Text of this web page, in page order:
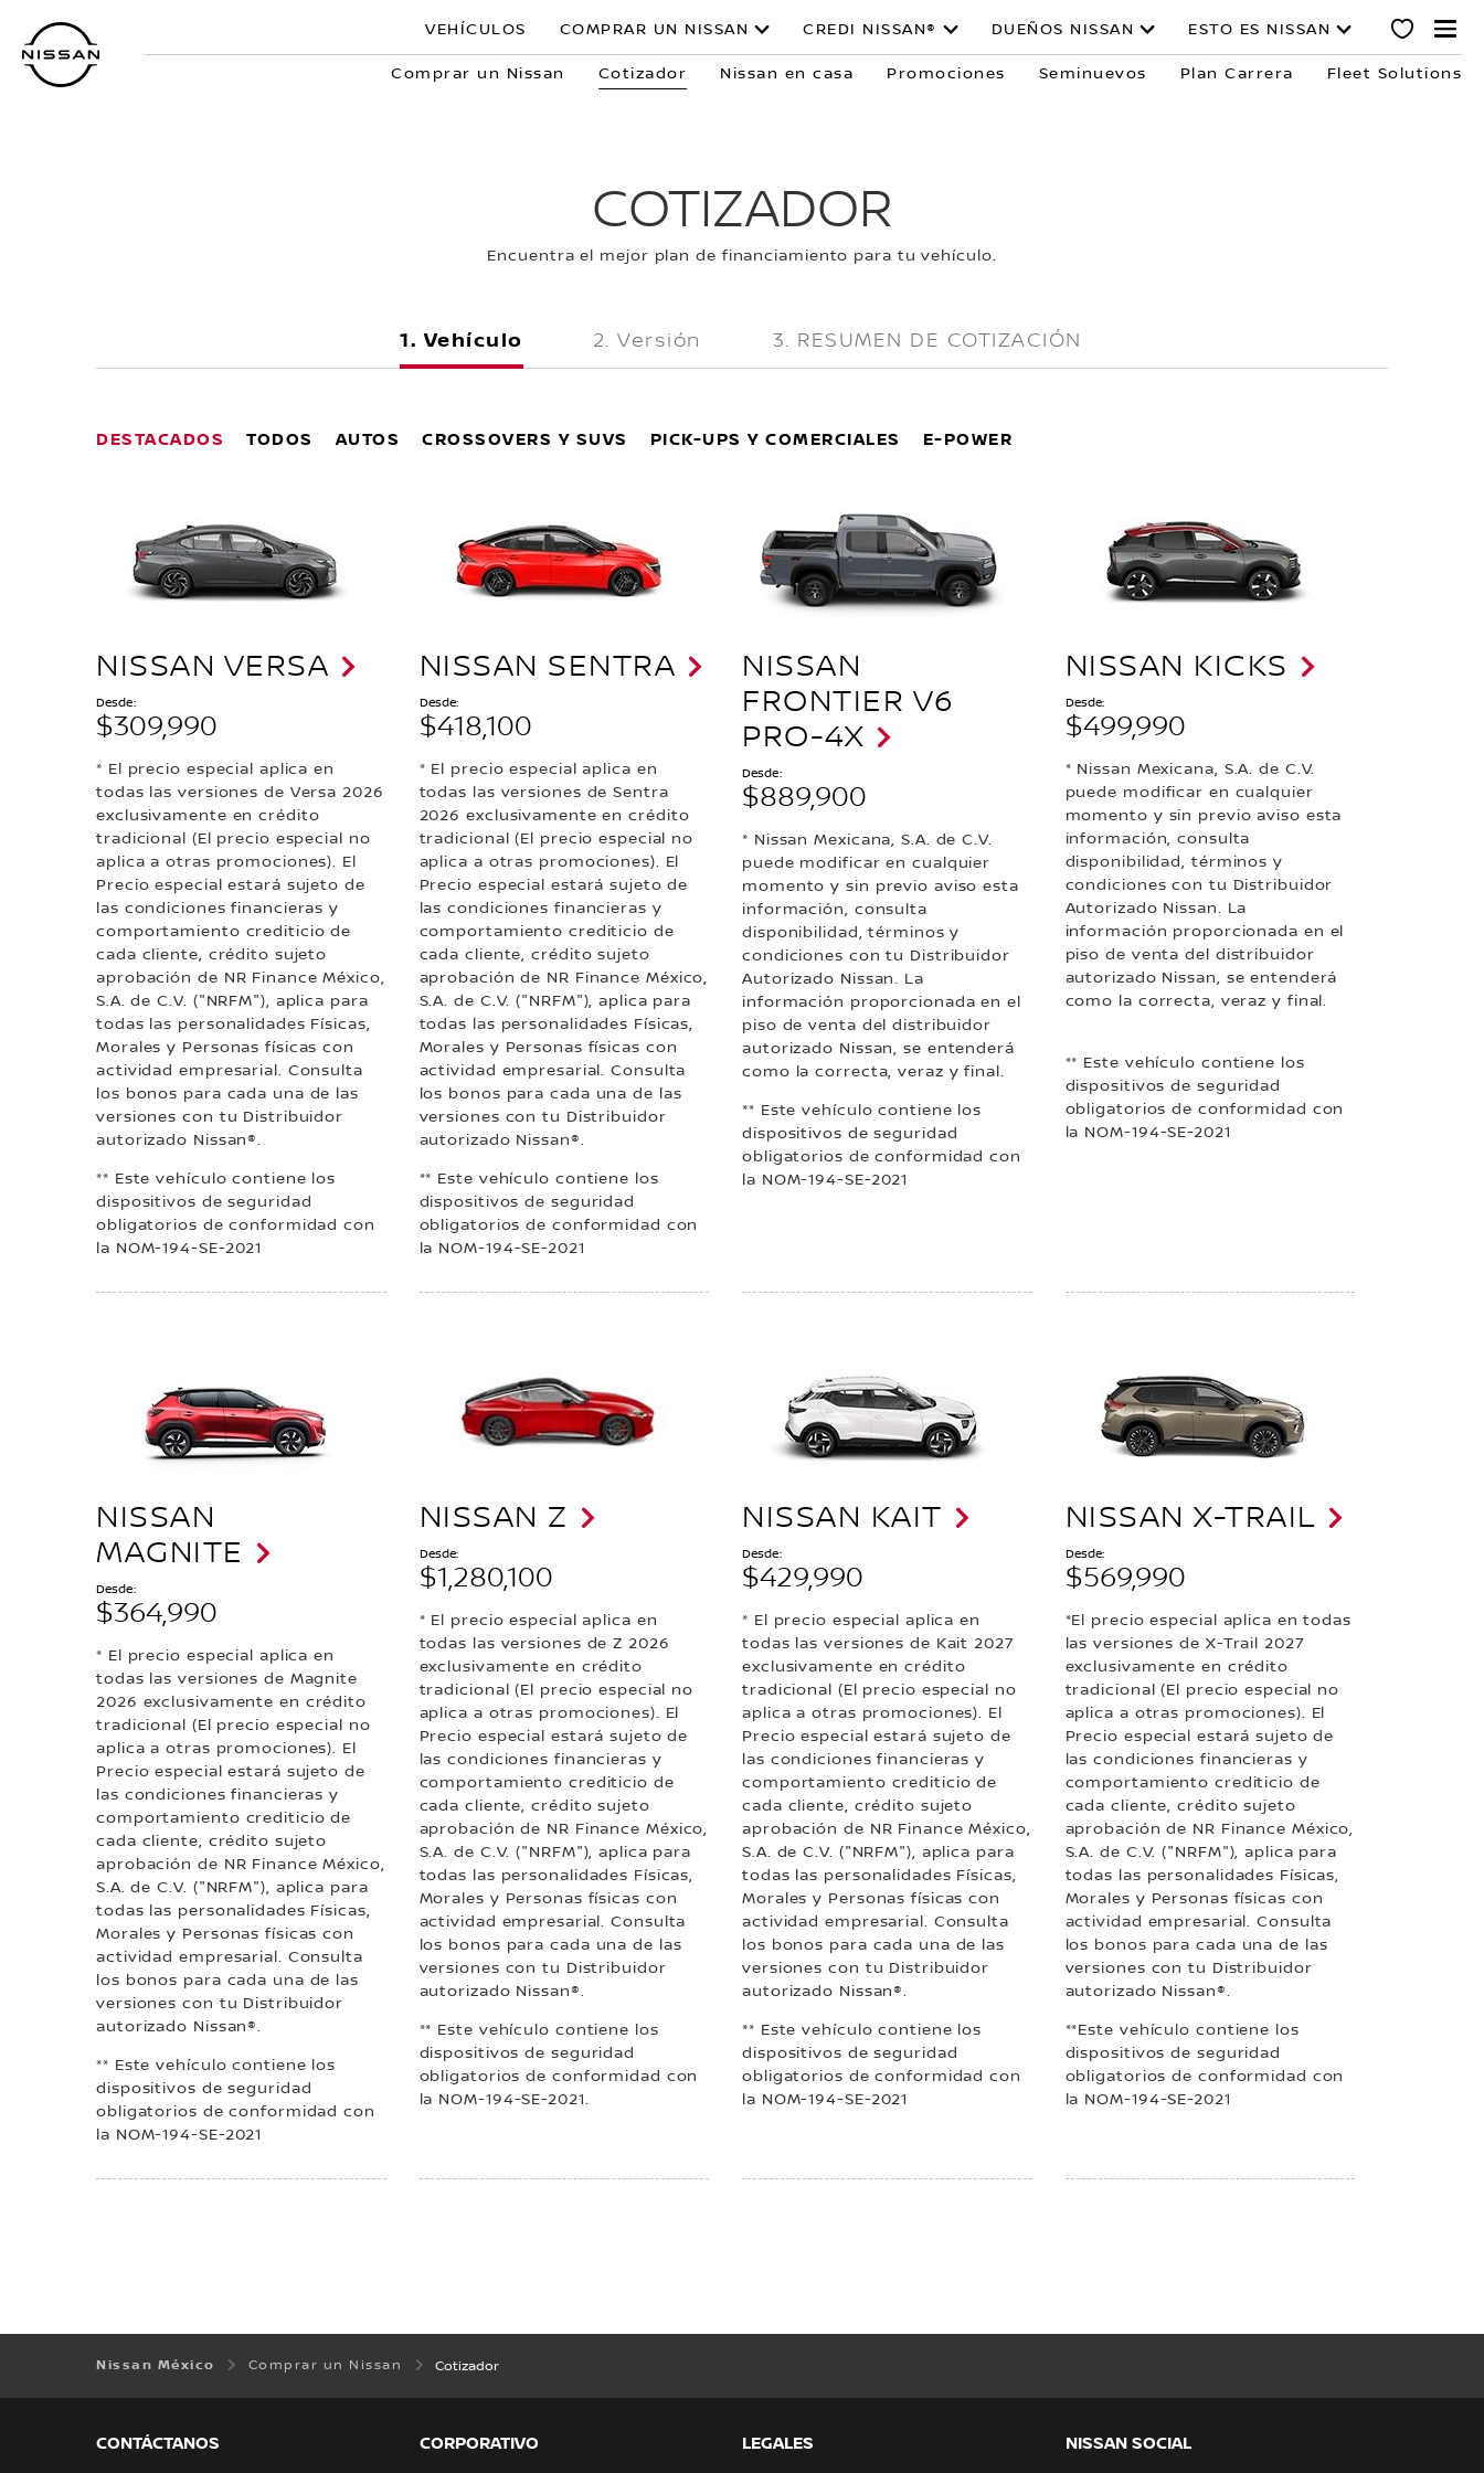
contenido
principal
VEHÍCULOS COMPRAR UN NISSAN CREDI NISSAN® DUEÑOS NISSAN ESTO ES NISSAN
Comprar un Nissan Cotizador Nissan en casa Promociones Seminuevos Plan Carrera Fleet Solutions
COTIZADOR
Encuentra el mejor plan de financiamiento para tu vehículo.
Vehículo Versión RESUMEN DE COTIZACIÓN
DESTACADOS TODOS AUTOS CROSSOVERS Y SUVS PICK-UPS Y COMERCIALES E-POWER
NISSAN VERSA
Desde:
$309,990
* El precio especial aplica en
todas las versiones de Versa 2026
exclusivamente en crédito
tradicional (El precio especial no
aplica a otras promociones). El
Precio especial estará sujeto de
las condiciones financieras y
comportamiento crediticio de
cada cliente, crédito sujeto
aprobación de NR Finance México,
S.A. de C.V. ("NRFM"), aplica para
todas las personalidades Físicas,
Morales y Personas físicas con
actividad empresarial. Consulta
los bonos para cada una de las
versiones con tu Distribuidor
autorizado Nissan®.
** Este vehículo contiene los
dispositivos de seguridad
obligatorios de conformidad con
la NOM-194-SE-2021
NISSAN SENTRA
Desde:
$418,100
* El precio especial aplica en
todas las versiones de Sentra
2026 exclusivamente en crédito
tradicional (El precio especial no
aplica a otras promociones). El
Precio especial estará sujeto de
las condiciones financieras y
comportamiento crediticio de
cada cliente, crédito sujeto
aprobación de NR Finance México,
S.A. de C.V. ("NRFM"), aplica para
todas las personalidades Físicas,
Morales y Personas físicas con
actividad empresarial. Consulta
los bonos para cada una de las
versiones con tu Distribuidor
autorizado Nissan®.
** Este vehículo contiene los
dispositivos de seguridad
obligatorios de conformidad con
la NOM-194-SE-2021
NISSAN
FRONTIER V6
PRO-4X
Desde:
$889,900
* Nissan Mexicana, S.A. de C.V.
puede modificar en cualquier
momento y sin previo aviso esta
información, consulta
disponibilidad, términos y
condiciones con tu Distribuidor
Autorizado Nissan. La
información proporcionada en el
piso de venta del distribuidor
autorizado Nissan, se entenderá
como la correcta, veraz y final.
** Este vehículo contiene los
dispositivos de seguridad
obligatorios de conformidad con
la NOM-194-SE-2021
NISSAN KICKS
Desde:
$499,990
* Nissan Mexicana, S.A. de C.V.
puede modificar en cualquier
momento y sin previo aviso esta
información, consulta
disponibilidad, términos y
condiciones con tu Distribuidor
Autorizado Nissan. La
información proporcionada en el
piso de venta del distribuidor
autorizado Nissan, se entenderá
como la correcta, veraz y final.
** Este vehículo contiene los
dispositivos de seguridad
obligatorios de conformidad con
la NOM-194-SE-2021
NISSAN
MAGNITE
Desde:
$364,990
* El precio especial aplica en
todas las versiones de Magnite
2026 exclusivamente en crédito
tradicional (El precio especial no
aplica a otras promociones). El
Precio especial estará sujeto de
las condiciones financieras y
comportamiento crediticio de
cada cliente, crédito sujeto
aprobación de NR Finance México,
S.A. de C.V. ("NRFM"), aplica para
todas las personalidades Físicas,
Morales y Personas físicas con
actividad empresarial. Consulta
los bonos para cada una de las
versiones con tu Distribuidor
autorizado Nissan®.
** Este vehículo contiene los
dispositivos de seguridad
obligatorios de conformidad con
la NOM-194-SE-2021
NISSAN Z
Desde:
$1,280,100
* El precio especial aplica en
todas las versiones de Z 2026
exclusivamente en crédito
tradicional (El precio especial no
aplica a otras promociones). El
Precio especial estará sujeto de
las condiciones financieras y
comportamiento crediticio de
cada cliente, crédito sujeto
aprobación de NR Finance México,
S.A. de C.V. ("NRFM"), aplica para
todas las personalidades Físicas,
Morales y Personas físicas con
actividad empresarial. Consulta
los bonos para cada una de las
versiones con tu Distribuidor
autorizado Nissan®.
** Este vehículo contiene los
dispositivos de seguridad
obligatorios de conformidad con
la NOM-194-SE-2021.
NISSAN KAIT
Desde:
$429,990
* El precio especial aplica en
todas las versiones de Kait 2027
exclusivamente en crédito
tradicional (El precio especial no
aplica a otras promociones). El
Precio especial estará sujeto de
las condiciones financieras y
comportamiento crediticio de
cada cliente, crédito sujeto
aprobación de NR Finance México,
S.A. de C.V. ("NRFM"), aplica para
todas las personalidades Físicas,
Morales y Personas físicas con
actividad empresarial. Consulta
los bonos para cada una de las
versiones con tu Distribuidor
autorizado Nissan®.
** Este vehículo contiene los
dispositivos de seguridad
obligatorios de conformidad con
la NOM-194-SE-2021
NISSAN X-TRAIL
Desde:
$569,990
*El precio especial aplica en todas
las versiones de X-Trail 2027
exclusivamente en crédito
tradicional (El precio especial no
aplica a otras promociones). El
Precio especial estará sujeto de
las condiciones financieras y
comportamiento crediticio de
cada cliente, crédito sujeto
aprobación de NR Finance México,
S.A. de C.V. ("NRFM"), aplica para
todas las personalidades Físicas,
Morales y Personas físicas con
actividad empresarial. Consulta
los bonos para cada una de las
versiones con tu Distribuidor
autorizado Nissan®.
**Este vehículo contiene los
dispositivos de seguridad
obligatorios de conformidad con
la NOM-194-SE-2021
Nissan México Comprar un Nissan Cotizador
CONTÁCTANOS CORPORATIVO LEGALES NISSAN SOCIAL